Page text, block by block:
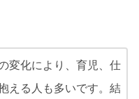
変化により、育児、仕
える人も多いです。結